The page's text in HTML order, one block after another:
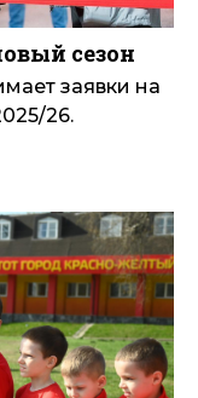
сезон
заявки на
26.